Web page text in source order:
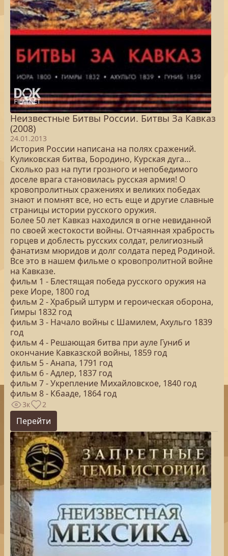
Неизвестные Битвы России. Битвы За Кавказ
(2008)
24.01.2013
История России написана на полях сражений.
Куликовская битва, Бородино, Курская дуга…
Сколько раз на пути грозного и непобедимого
доселе врага становилась русская армия! О
кровопролитных сражениях и великих победах
знают и помнят все, но есть еще и другие славные
страницы истории русского оружия.
Более 50 лет Кавказ находился в огне невиданной
по своей жестокости войны. Отчаянная храбрость
горцев и доблесть русских солдат, религиозный
фанатизм мюридов и долг солдата перед Родиной.
Все это в нашем фильме о кровопролитной войне
на Кавказе.
фильм 1 - Блестящая победа русского оружия на
реке Иоре, 1800 год
фильм 2 - Храбрый штурм и героическая оборона,
Гимры 1832 год
фильм 3 - Начало войны с Шамилем, Ахульго 1839
год
фильм 4 - Решающая битва при ауле Гуниб и
окончание Кавказской войны, 1859 год
фильм 5 - Анапа, 1791 год
фильм 6 - Адлер, 1837 год
фильм 7 - Укрепление Михайловское, 1840 год
фильм 8 - Кбааде, 1864 год
3к 2
Перейти